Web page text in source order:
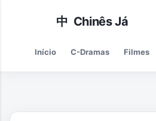
Pular para o
Início C-Dramas Filmes